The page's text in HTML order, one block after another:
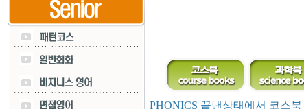
PHONICS 끝낸상태에서 코스북